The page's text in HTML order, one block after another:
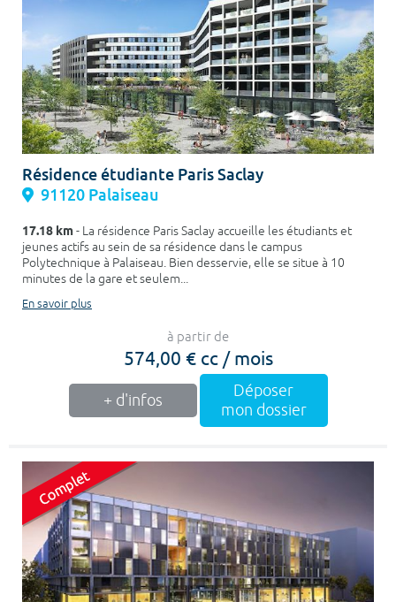
Résidence étudiante Paris Saclay
91120 Palaiseau
17.18 km- La résidence Paris Saclay accueille les étudiants et
jeunes actifs au sein de sa résidence dans le campus
Polytechnique à Palaiseau. Bien desservie, elle se situe à 10
minutes de la gare et seulem...
En savoir plus
à partir de
574,00 € cc / mois
+ d'infos
Déposer
mon dossier